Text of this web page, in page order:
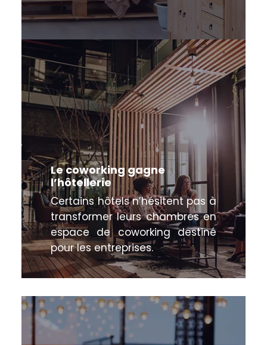
Le coworking gagne
l’hôtellerie
Certains hôtels n’hésitent pas à
transformer leurs chambres en
espace de coworking destiné
pour les entreprises.